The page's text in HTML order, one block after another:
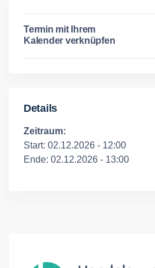
Termin mit Ihrem
Kalender verknüpfen
Details
Zeitraum:
Start: 02.12.2026 - 12:00
Ende: 02.12.2026 - 13:00